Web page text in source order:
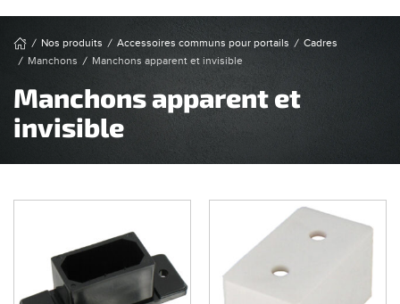
Nos produits Accessoires communs pour portails
Cadres
Manchons
Manchons apparent et invisible
Manchons apparent et
invisible